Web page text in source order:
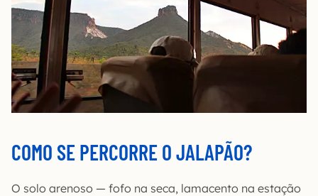
COMO SE PERCORRE O JALAPÃO?
O solo arenoso — fofo na seca, lamacento na estação